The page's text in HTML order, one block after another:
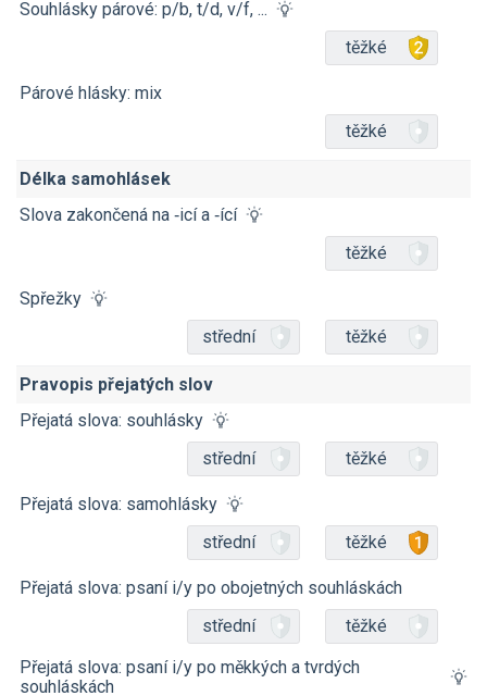
Souhlásky párové: p/b, t/d, v/f, ...
těžké
Párové hlásky: mix
těžké
Délka samohlásek
Slova zakončená na ‑icí a ‑ící
těžké
Spřežky
střední
těžké
Pravopis přejatých slov
Přejatá slova: souhlásky
střední
těžké
Přejatá slova: samohlásky
střední
těžké
Přejatá slova: psaní i/y po obojetných souhláskách
střední
těžké
Přejatá slova: psaní i/y po měkkých a tvrdých
souhláskách